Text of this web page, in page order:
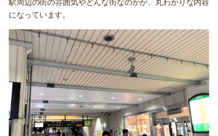
駅周辺の街の雰囲気やどんな街なのかが、丸わかりな内容
になっています。